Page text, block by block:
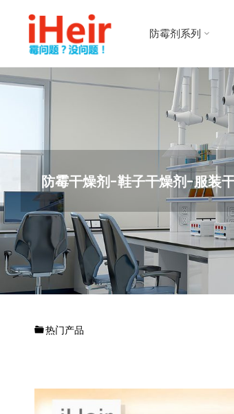
内
容。
|
抗
燥
|
防
霉
片
IHEIR
防霉剂系列
防霉干燥剂-鞋子干燥剂-服装
热门产品